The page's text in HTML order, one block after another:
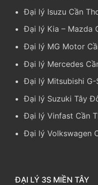
Đại lý Isuzu Cần
Đại lý Kia – Mazda
Đại lý MG Motor
Đại lý Mercedes
Đại lý Mitsubishi G-
Đại lý Suzuki Tây
Đại lý Vinfast Cần
Đại lý Volkswagen
ĐẠI LÝ 3S MIỀN TÂY